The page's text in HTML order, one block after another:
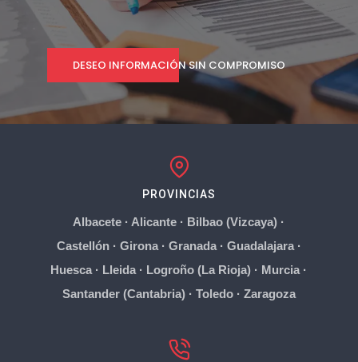
DESEO INFORMACIÓN SIN COMPROMISO
PROVINCIAS
Albacete · Alicante · Bilbao (Vizcaya) ·
Castellón· Girona· Granada· Guadalajara·
Huesca · Lleida · Logroño (La Rioja) · Murcia ·
Santander (Cantabria)· Toledo· Zaragoza